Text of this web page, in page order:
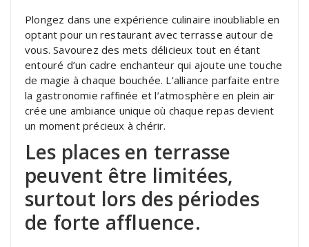
Plongez dans une expérience culinaire inoubliable en
optant pour un restaurant avec terrasse autour de
vous. Savourez des mets délicieux tout en étant
entouré d’un cadre enchanteur qui ajoute une touche
de magie à chaque bouchée. L’alliance parfaite entre
la gastronomie raffinée et l’atmosphère en plein air
crée une ambiance unique où chaque repas devient
un moment précieux à chérir.
Les places en terrasse
peuvent être limitées,
surtout lors des périodes
de forte affluence.